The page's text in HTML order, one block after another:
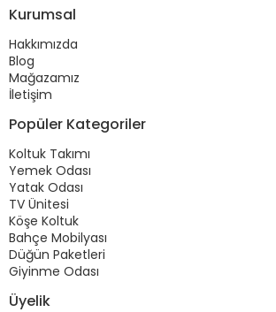
Kurumsal
Hakkımızda
Blog
Mağazamız
İletişim
Popüler Kategoriler
Koltuk Takımı
Yemek Odası
Yatak Odası
TV Ünitesi
Köşe Koltuk
Bahçe Mobilyası
Düğün Paketleri
Giyinme Odası
Üyelik